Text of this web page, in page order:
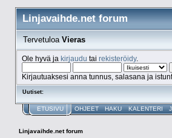
Linjavaihde.net forum
TervetuloaVieras
Ole hyvä ja kirjaudu tai rekisteröidy.
Kirjautuaksesi anna tunnus, salasana ja
Uutiset:
ETUSIVU OHJEET HAKU KALENTERI
Linjavaihde.net forum